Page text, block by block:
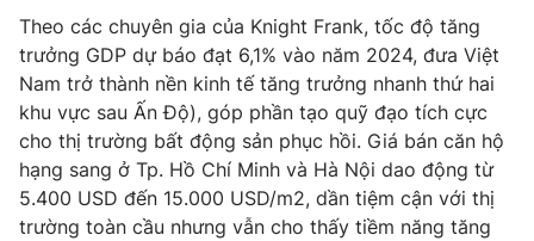
Giải sao mai
Sao
Làm đẹp
Chất lượng cuộc sống
Giáo dục
Tuyển sinh
Học trực tuyến
Công nghệ
Hitech Công nghệ tương lai
Sản phẩm
Thị trường
Giao lưu trực tuyến
Lịch phát sóng
Theo các chuyên gia của Knight Frank, tốc độ tăng
trưởng GDP dự báo đạt 6,1% vào năm 2024, đưa Việt
Nam trở thành nền kinh tế tăng trưởng nhanh thứ hai
khu vực sau Ấn Độ), góp phần tạo quỹ đạo tích cực
cho thị trường bất động sản phục hồi. Giá bán căn hộ
hạng sang ở Tp. Hồ Chí Minh và Hà Nội dao động từ
5.400 USD đến 15.000 USD/m2, dần tiệm cận với thị
trường toàn cầu nhưng vẫn cho thấy tiềm năng tăng